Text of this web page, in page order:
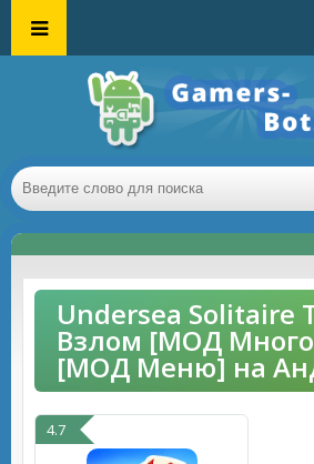
Undersea Solitaire
Взлом [МОД Много
[МОД Меню] на
4.7